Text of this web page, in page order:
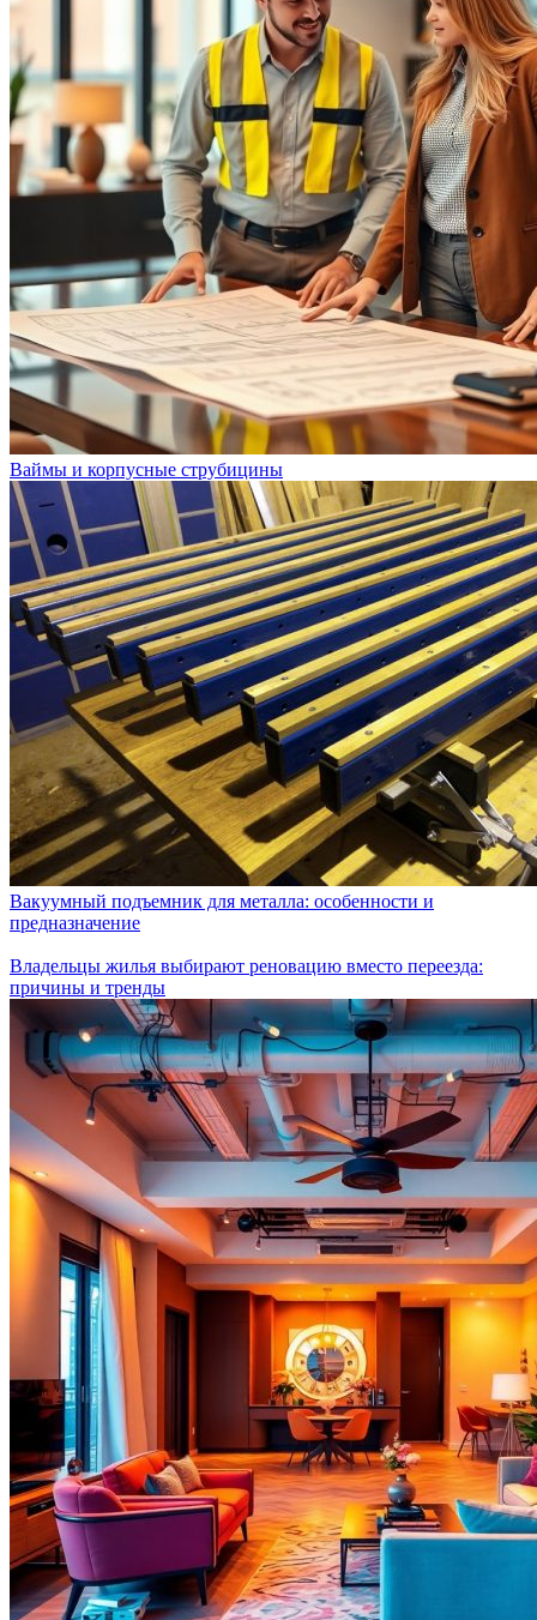
Ваймы и корпусные струбицины
Вакуумный подъемник для металла: особенности и
предназначение
Владельцы жилья выбирают реновацию вместо переезда:
причины и тренды